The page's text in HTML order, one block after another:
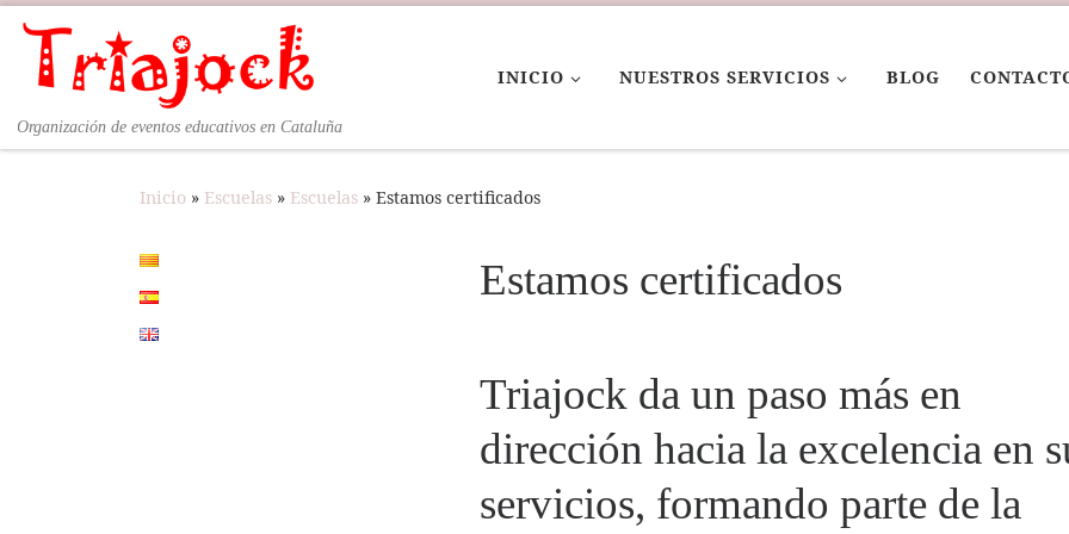
Saltar al contenido
Organización de eventos educativos en Cataluña
INICIO NUESTROS SERVICIOS BLOG
Inicio » Escuelas » Escuelas » Estamos certificados
Estamos certificados
Triajock da un paso más en
dirección hacia la excelencia en
servicios, formando parte de la